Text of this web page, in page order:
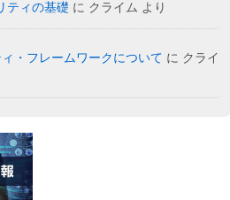
ティの基礎 に クライム より
・フレームワークについて に クライ